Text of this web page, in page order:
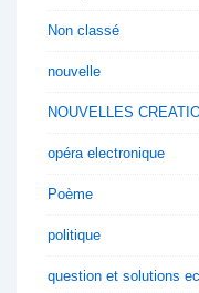
Non classé
nouvelle
NOUVELLES
opéra electronique
Poème
politique
question et solutions